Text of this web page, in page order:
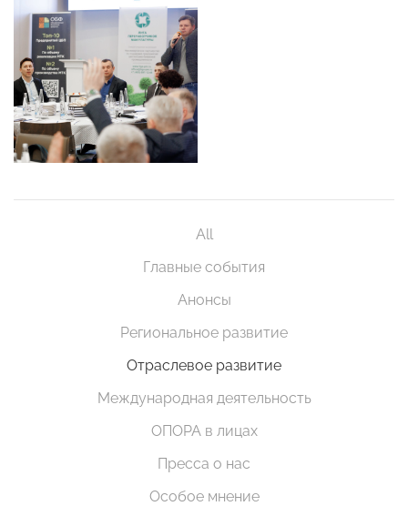
All
Главные события
Анонсы
Региональное развитие
Отраслевое развитие
Международная деятельность
ОПОРА в лицах
Пресса о нас
Особое мнение